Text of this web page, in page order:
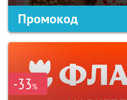
Промокод
-33%